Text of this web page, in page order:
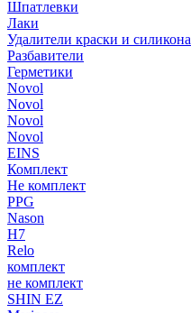
Шпатлевки
Лаки
Удалители краски и силикона
Разбавители
Герметики
Novol
Novol
Novol
Novol
EINS
Комплект
Не комплект
PPG
Nason
H7
Relo
комплект
не комплект
SHIN EZ